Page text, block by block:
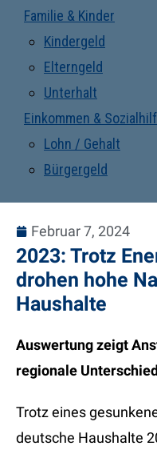
Familie & Kinder
Kindergeld
Elterngeld
Unterhalt
Einkommen &
Lohn / Gehalt
Bürgergeld
Februar 7, 2024
2023: Trotz
drohen hohe
Haushalte
Auswertung zeigt
regionale
Trotz eines
deutsche Haushalte